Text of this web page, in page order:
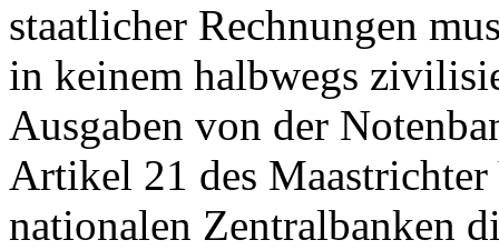
staatlicher Rechnungen
in keinem halbwegs
Ausgaben von der
Artikel 21 des
nationalen Zentralbanken